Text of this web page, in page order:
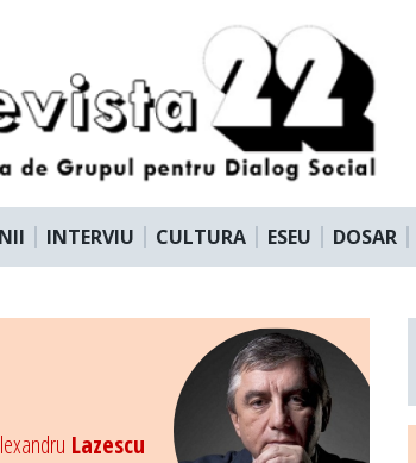
INTERVIU CULTURA ESEU DOSAR
Lazescu